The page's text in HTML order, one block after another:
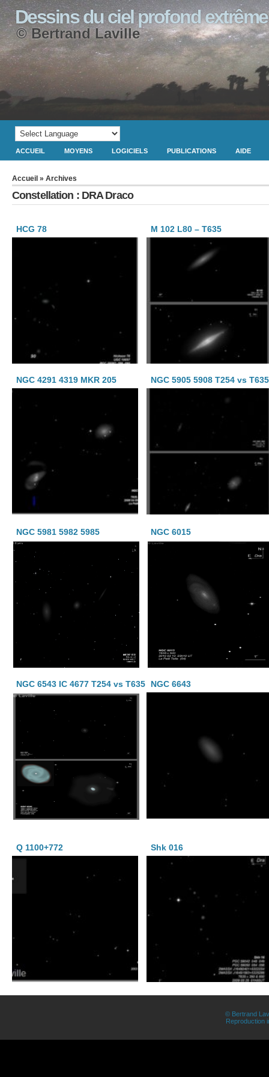
Dessins du ciel profond extrême
© Bertrand Laville
ACCUEIL MOYENS LOGICIELS PUBLICATIONS AIDE
Accueil » Archives
Constellation : DRA Draco
HCG 78 M 102 L80 – T635
NGC 4291 4319 MKR 205 NGC 5905 5908 T254 vs T635
NGC 5981 5982 5985 NGC 6015
NGC 6543 IC 4677 T254 vs T635 NGC 6643
Q 1100+772 Shk 016
© Bertrand
Reproduction